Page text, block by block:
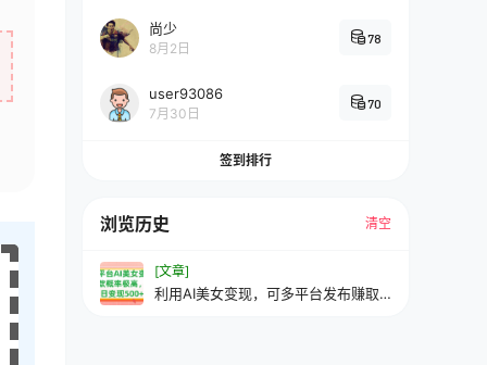
尚少
8月2日
78
user93086
7月30日
70
签到排行
浏览历史 清空
[文章]
利用AI美女变现，可多平台发布赚取